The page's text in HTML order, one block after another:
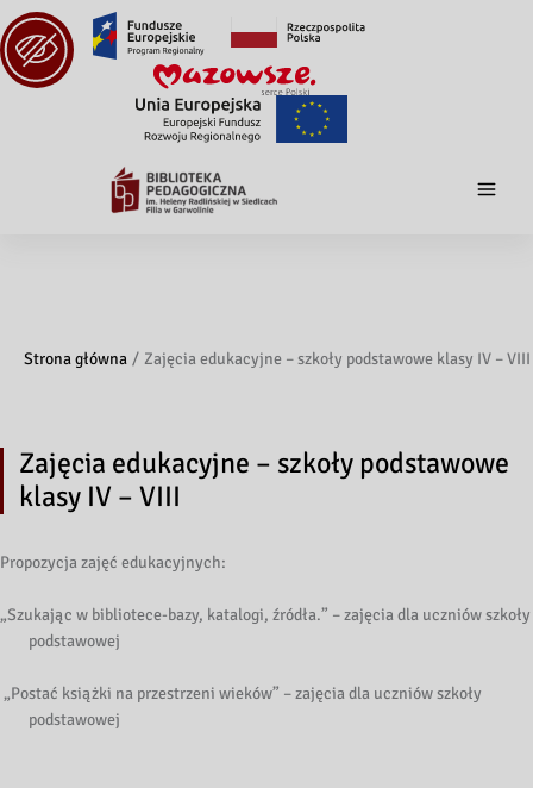
Strona główna Zajęcia edukacyjne – szkoły podstawowe klasy IV – VIII
Zajęcia edukacyjne – szkoły podstawowe
klasy IV – VIII
Propozycja zajęć edukacyjnych:
„Szukając w bibliotece-bazy, katalogi, źródła.” – zajęcia dla uczniów szkoły
podstawowej
„Postać książki na przestrzeni wieków” – zajęcia dla uczniów szkoły
podstawowej